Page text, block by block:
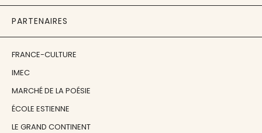
PARTENAIRES
FRANCE-CULTURE
IMEC
MARCHÉ DE LA POÉSIE
ÉCOLE ESTIENNE
LE GRAND CONTINENT